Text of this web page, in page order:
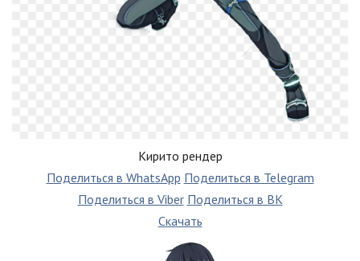
Кирито рендер
Поделиться в WhatsApp Поделиться в Telegram
Поделиться в Viber Поделиться в ВК
Скачать